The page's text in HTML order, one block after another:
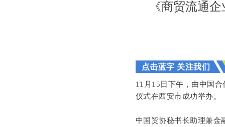
《商贸流通
点击蓝字 关注我们
11月15日下午，由中国
仪式在西安市成功举办。
中国贸协秘书长助理兼金